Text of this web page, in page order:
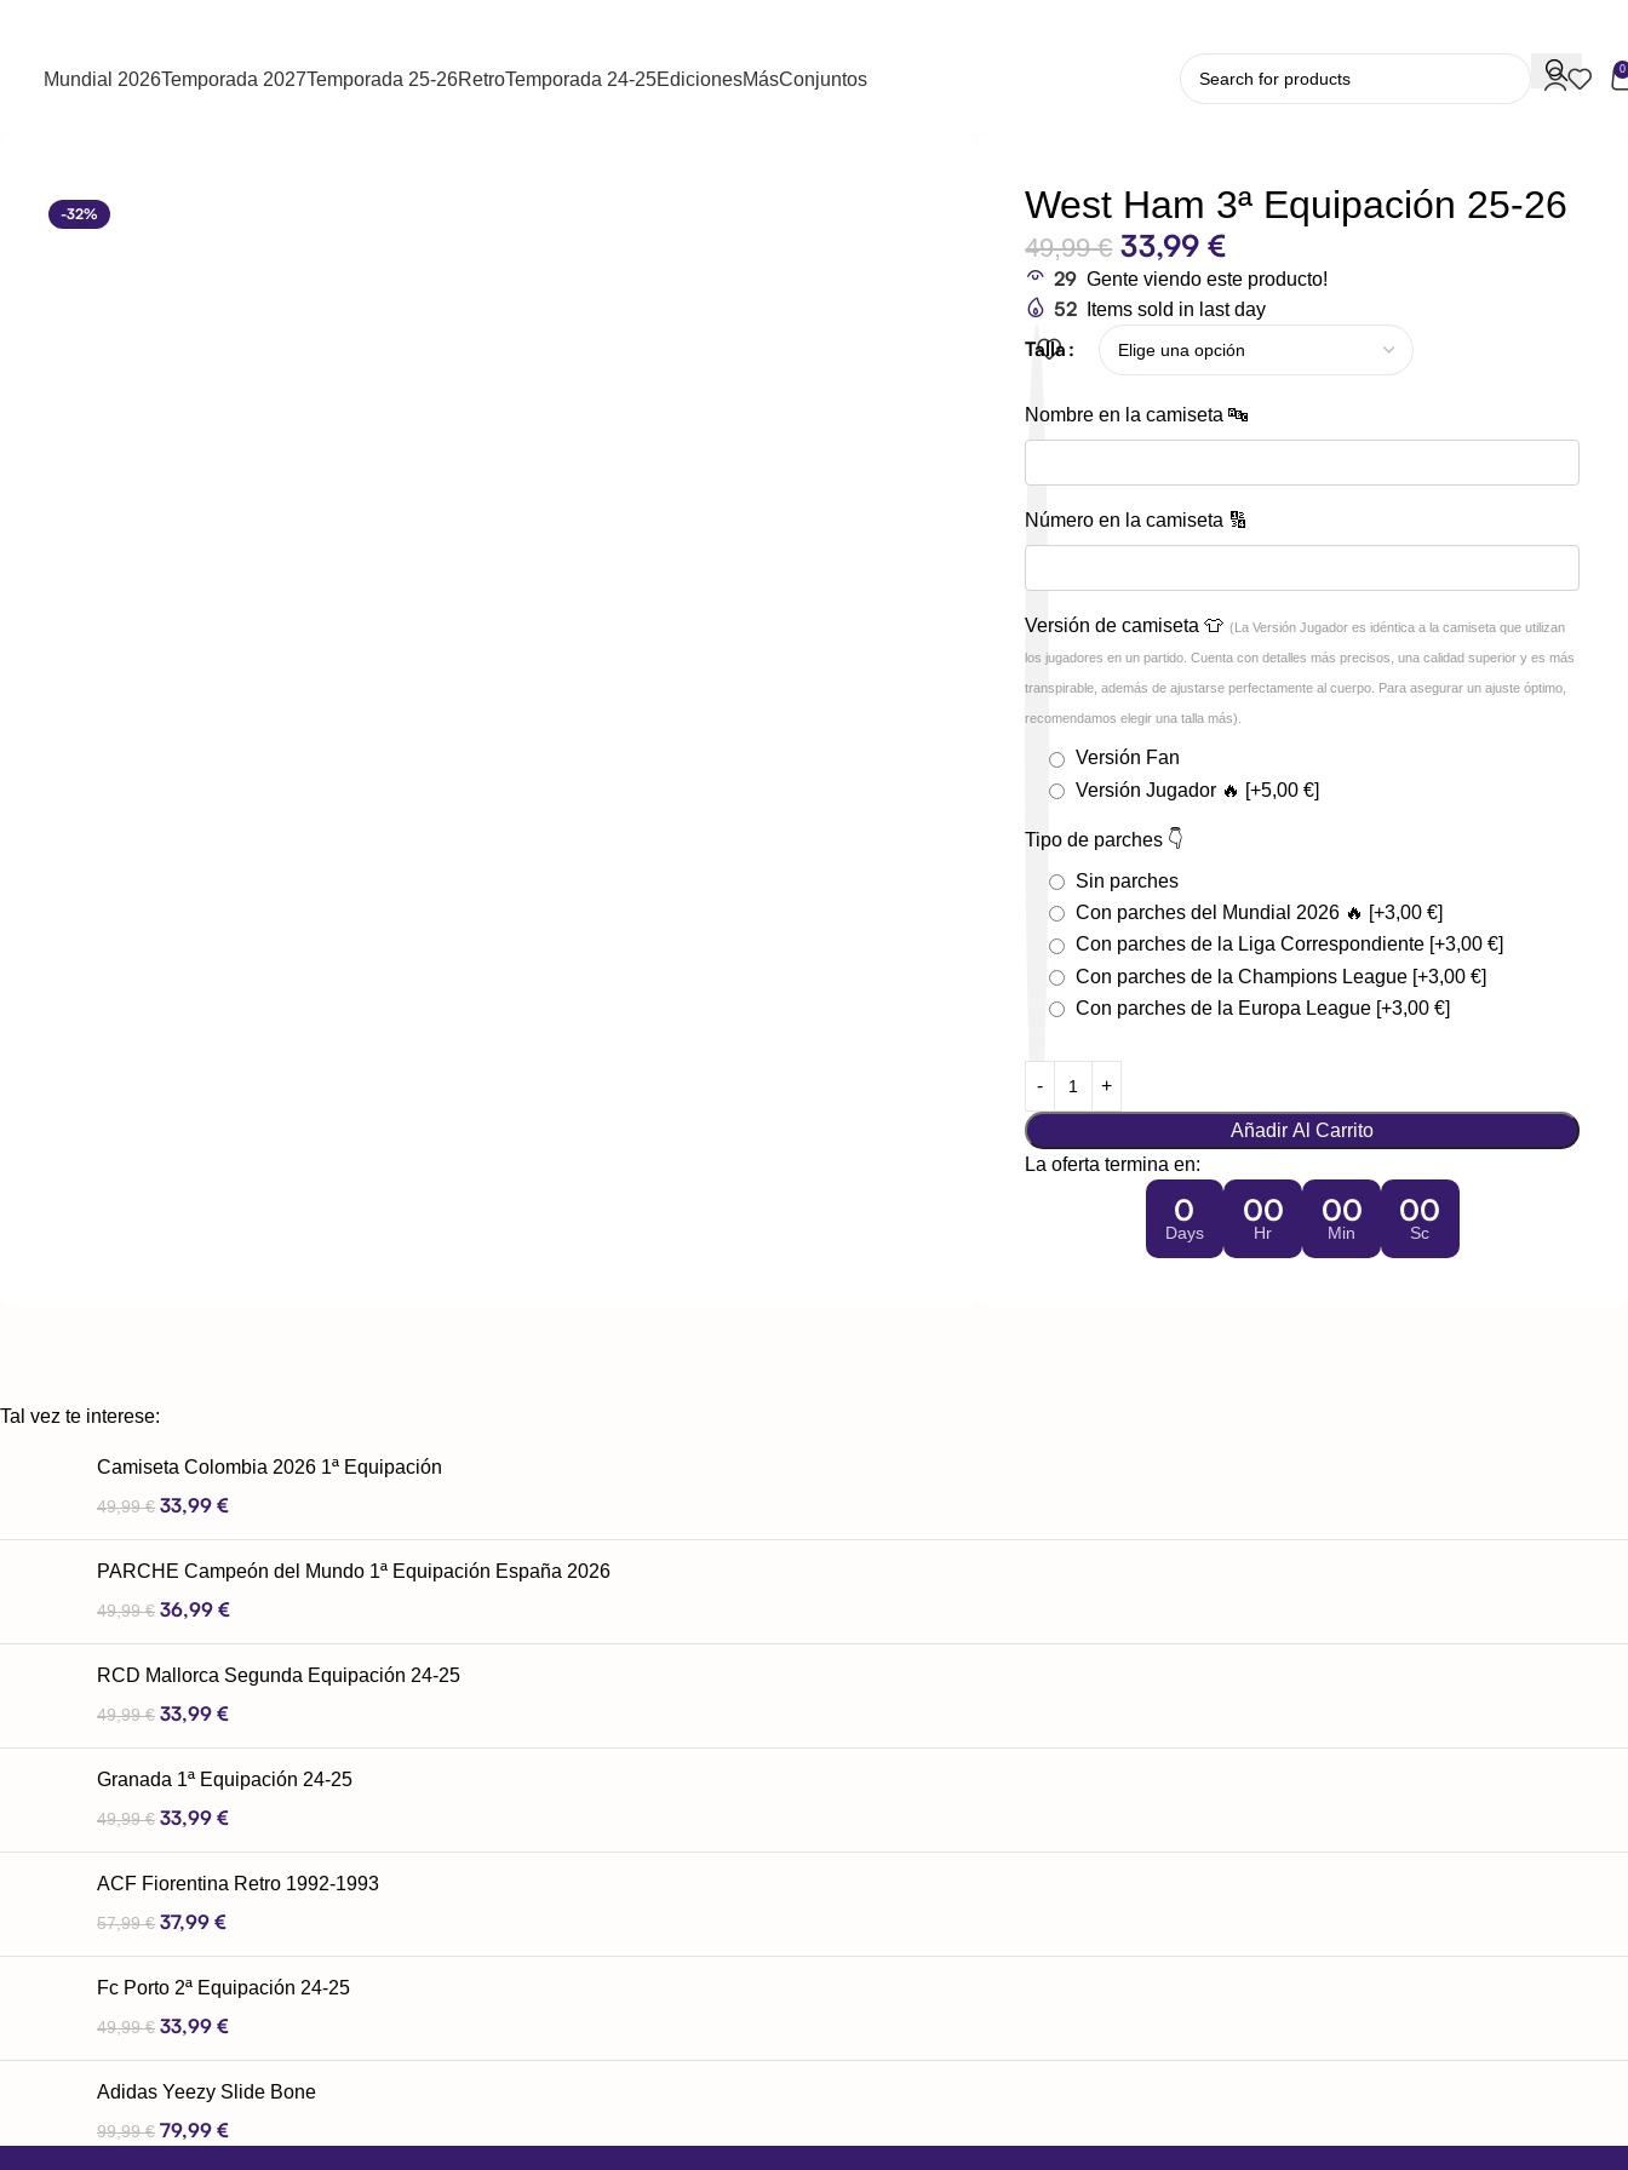
Mundial 2026Temporada 2027Temporada 25-26RetroTemporada 24-25EdicionesMásConjuntos 0
-32% West Ham 3ª Equipación 25-26
49,99€ 33,99€
29 Gente viendo este producto!
52 Items sold in last day
Talla
Nombre en la camiseta 🔤
Número en la camiseta 🔢
Versión de camiseta 👕 (La Versión Jugador es idéntica a la camiseta que utilizan
los jugadores en un partido. Cuenta con detalles más precisos, una calidad superior y es más
transpirable, además de ajustarse perfectamente al cuerpo. Para asegurar un ajuste óptimo,
recomendamos elegir una talla más).
Versión Fan
Versión Jugador 🔥 [+5,00 €]
Tipo de parches 👇
Sin parches
Con parches del Mundial 2026 🔥 [+3,00 €]
Con parches de la Liga Correspondiente [+3,00 €]
Con parches de la Champions League [+3,00 €]
Con parches de la Europa League [+3,00 €]
Añadir Al Carrito
La oferta termina en:
0
Days
00
Hr
00
Min
00
Sc
Tal vez te interese:
Camiseta Colombia 2026 1ª Equipación
49,99€ 33,99 €
PARCHE Campeón del Mundo 1ª Equipación España 2026
49,99€ 36,99 €
RCD Mallorca Segunda Equipación 24-25
49,99€ 33,99 €
Granada 1ª Equipación 24-25
49,99€ 33,99 €
ACF Fiorentina Retro 1992-1993
57,99€ 37,99 €
Fc Porto 2ª Equipación 24-25
49,99€ 33,99 €
Adidas Yeezy Slide Bone
99,99€ 79,99 €